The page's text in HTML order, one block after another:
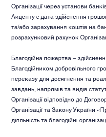
Організації через установи
Акцепту є дата здійснення
та/або зарахування коштів на
розрахунковий рахунок
Благодійна пожертва –
Благодійником добровільного
переказу для досягнення та
завдань, напрямів та видів
Організації відповідно до
Організації та Закону України
діяльність та благодійні